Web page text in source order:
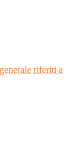
riferiti a